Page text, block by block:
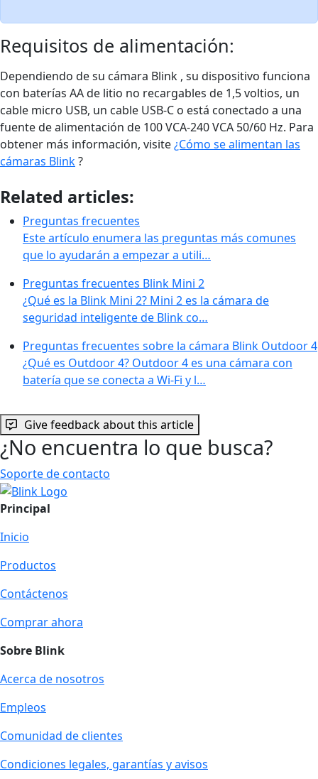
Requisitos de alimentación:
Dependiendo de su cámara Blink , su dispositivo funciona
con baterías AA de litio no recargables de 1,5 voltios, un
cable micro USB, un cable USB-C o está conectado a una
fuente de alimentación de 100 VCA-240 VCA 50/60 Hz. Para
obtener más información, visite¿Cómo se alimentan las
cámaras Blink?
Related articles:
Preguntas frecuentes
Este artículo enumera las preguntas más comunes
que lo ayudarán a empezar a utili…
Preguntas frecuentes Blink Mini 2
¿Qué es la Blink Mini 2? Mini 2 es la cámara de
seguridad inteligente de Blink co…
Preguntas frecuentes sobre la cámara Blink Outdoor 4
¿Qué es Outdoor 4? Outdoor 4 es una cámara con
batería que se conecta a Wi-Fi y l…
Give feedback about this article
¿No encuentra lo que busca?
Soporte de contacto
Principal
Inicio
Productos
Contáctenos
Comprar ahora
Sobre Blink
Acerca de nosotros
Empleos
Comunidad de clientes
Condiciones legales, garantías y avisos